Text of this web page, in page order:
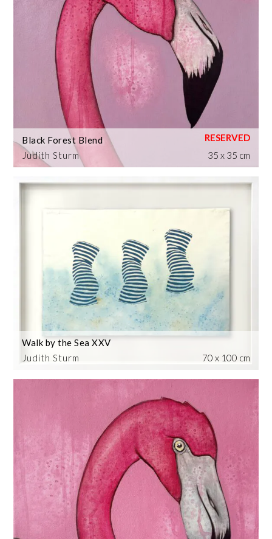
Judith Sturm
Black Forest Blend
35 x 35 cm
Judith Sturm
Walk by the Sea XXV
70 x 100 cm